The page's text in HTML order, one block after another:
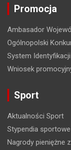
j
a
w
p
i
s
u
Promocja
Ambasador
Ogólnopolski
System
Wniosek
Sport
Aktualności Sport
Stypendia sportowe
Nagrody pieniężne